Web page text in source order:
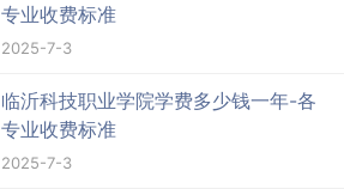
专业收费标准
2025-7-3
临沂科技职业学院学费多少钱一年-各
专业收费标准
2025-7-3